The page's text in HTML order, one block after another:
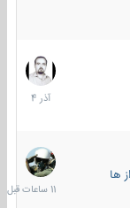
7
آذر
1404
11
ساعات
قبل